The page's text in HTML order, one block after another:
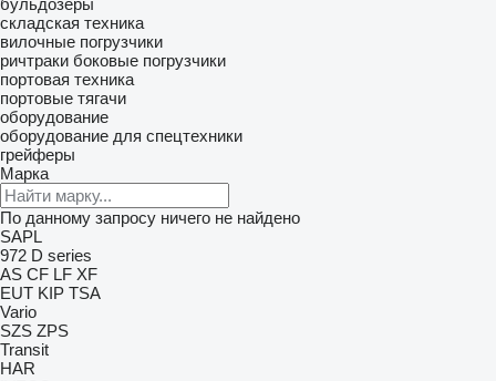
бульдозеры
складская техника
вилочные погрузчики
ричтраки боковые погрузчики
портовая техника
портовые тягачи
оборудование
оборудование для спецтехники
грейферы
Марка
По данному запросу ничего не найдено
SAPL
972 D series
AS CF LF XF
EUT KIP TSA
Vario
SZS ZPS
Transit
HAR